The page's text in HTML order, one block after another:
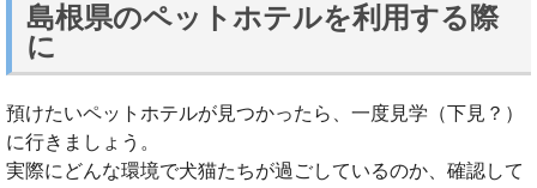
島根県のペットホテルを利用する際
に
預けたいペットホテルが見つかったら、一度見学（下見？）
に行きましょう。
実際にどんな環境で犬猫たちが過ごしているのか、確認して